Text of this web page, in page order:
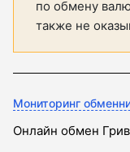
по обмену
также не
Мониторинг
Онлайн обмен